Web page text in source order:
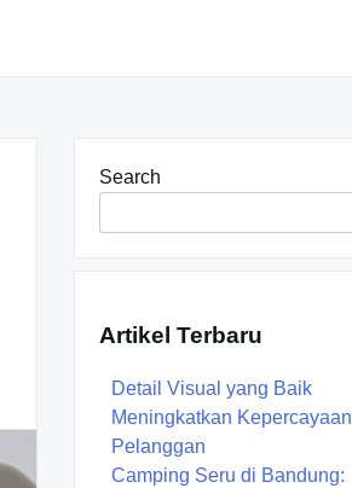
Search
Artikel Terbaru
Detail Visual yang Baik
Meningkatkan Kepercayaan
Pelanggan
Camping Seru di Bandung: